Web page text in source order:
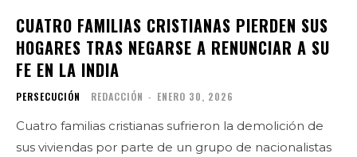
CUATRO FAMILIAS CRISTIANAS PIERDEN SUS
HOGARES TRAS NEGARSE A RENUNCIAR A SU
FE EN LA INDIA
PERSECUCIÓN REDACCIÓN - ENERO 30, 2026
Cuatro familias cristianas sufrieron la demolición de
sus viviendas por parte de un grupo de nacionalistas